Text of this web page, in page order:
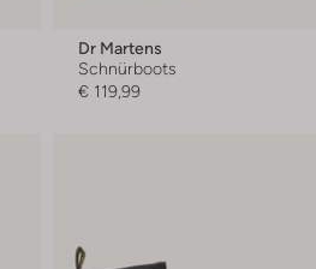
Dr Martens
Schnürboots
€ 119,99